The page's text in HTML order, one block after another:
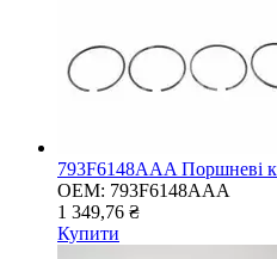
793F6148AAA Поршневі
OEM: 793F6148AAA
1 349,76 ₴
Купити